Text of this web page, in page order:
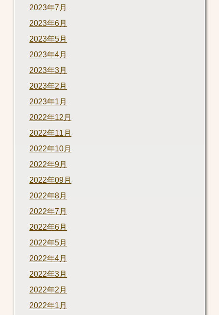
2023年7月
2023年6月
2023年5月
2023年4月
2023年3月
2023年2月
2023年1月
2022年12月
2022年11月
2022年10月
2022年9月
2022年09月
2022年8月
2022年7月
2022年6月
2022年5月
2022年4月
2022年3月
2022年2月
2022年1月